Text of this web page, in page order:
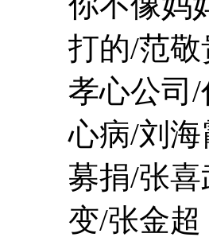
打的/范敬
孝心公司/
心病/刘海
募捐/张喜
变/张金超